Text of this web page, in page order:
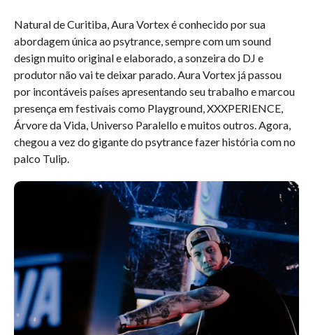
Natural de Curitiba, Aura Vortex é conhecido por sua
abordagem única ao psytrance, sempre com um sound
design muito original e elaborado, a sonzeira do DJ e
produtor não vai te deixar parado. Aura Vortex já passou
por incontáveis países apresentando seu trabalho e marcou
presença em festivais como Playground, XXXPERIENCE,
Árvore da Vida, Universo Paralello e muitos outros. Agora,
chegou a vez do gigante do psytrance fazer história com no
palco Tulip.